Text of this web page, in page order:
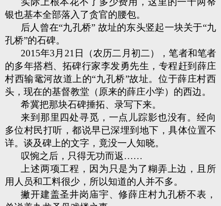
银也基本全部落入了贪官的腰包。
后人曾在“九孔桥” 故址的东头竖起一块关于“九
孔桥”的石碑。
2015年3月21日（农历二月初二），笔者和笔者
的多年搭档、拓碑行家李发勇先生，专程赶到薛庄
村西输鼋河故道上的“九孔桥”故址。位于薛庄村西
头，现在的基督教堂（原来的薛庄小学）的西边。
希冀把那块石碑捶拓、录写下来。
来到那里四处寻觅，一点儿踪影也没有。经向
多位村民打听，都说早已深埋到地下，具体位置不
详。谈及碑上的文字，竟没一人知晓。
叹惋之后，只得无功而返……
上述两项工程，因为只是为了糊弄上边，且所
用人员和工料很少，所以知道的人并不多。
撇开建盖圣井岗庙宇、修薛庄村九孔桥不表，